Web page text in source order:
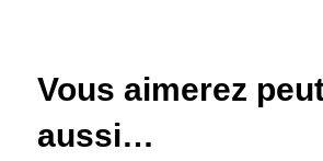
Vous aimerez
aussi…